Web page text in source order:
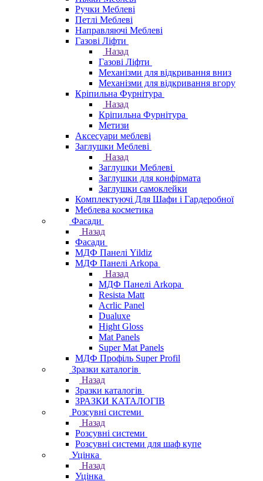
Ручки Меблеві
Петлі Меблеві
Направляючі Меблеві
Газові Ліфти
Назад
Газові Ліфти
Механізми для відкривання вниз
Механізми для відкривання вгору
Кріпильна Фурнітура
Назад
Кріпильна Фурнітура
Метизи
Аксесуари меблеві
Заглушки Меблеві
Назад
Заглушки Меблеві
Заглушки для конфірмата
Заглушки самоклейки
Комплектуючі Для Шафи і Гардеробної
Меблева косметика
Фасади
Назад
Фасади
МДФ Панелі Yildiz
МДФ Панелі Arkopa
Назад
МДФ Панелі Arkopa
Resista Matt
Acrlic Panel
Dualuxe
Hight Gloss
Mat Panels
Super Mat Panels
МДФ Профіль Super Profil
Зразки каталогів
Назад
Зразки каталогів
ЗРАЗКИ КАТАЛОГІВ
Розсувні системи
Назад
Розсувні системи
Розсувні системи для шаф купе
Уцінка
Назад
Уцінка